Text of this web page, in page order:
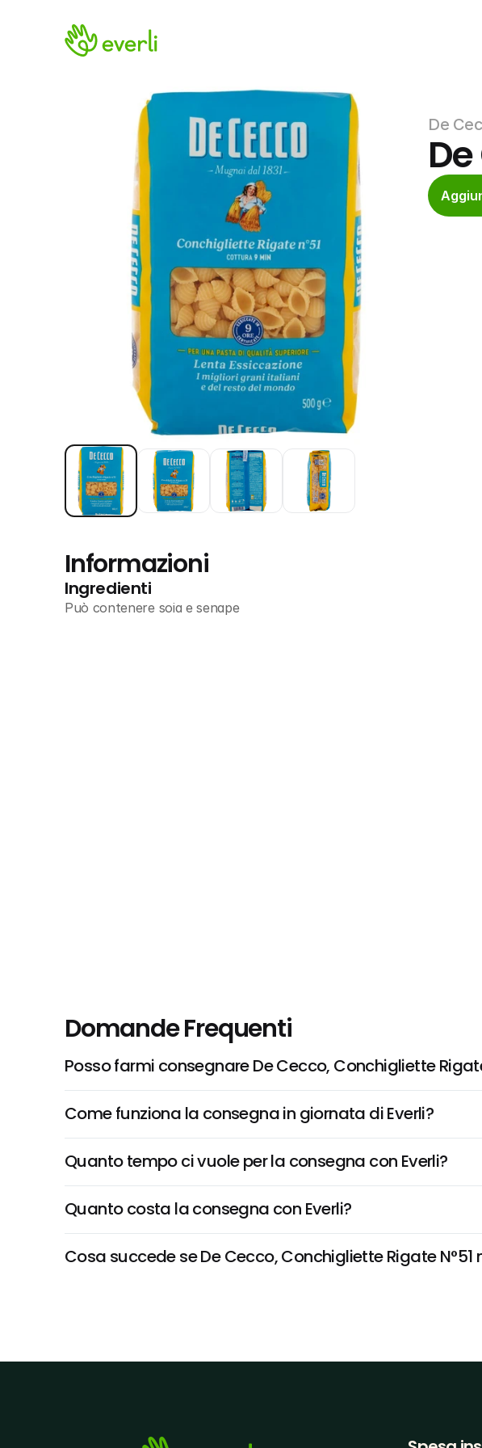
De
Informazioni
Ingredienti
Può contenere soia e senape
Domande Frequenti
Posso farmi consegnare De Cecco, Conchigliette
Come funziona la consegna in giornata di Everli?
Quanto tempo ci vuole per la consegna con Everli?
Quanto costa la consegna con Everli?
Cosa succede se De Cecco, Conchigliette Rigate